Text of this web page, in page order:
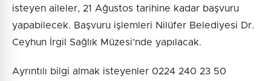
isteyen aileler, 21 Ağustos tarihine kadar başvuru
yapabilecek. Başvuru işlemleri Nilüfer Belediyesi Dr.
Ceyhun İrgil Sağlık Müzesi’nde yapılacak.
Ayrıntılı bilgi almak isteyenler 0224 240 23 50